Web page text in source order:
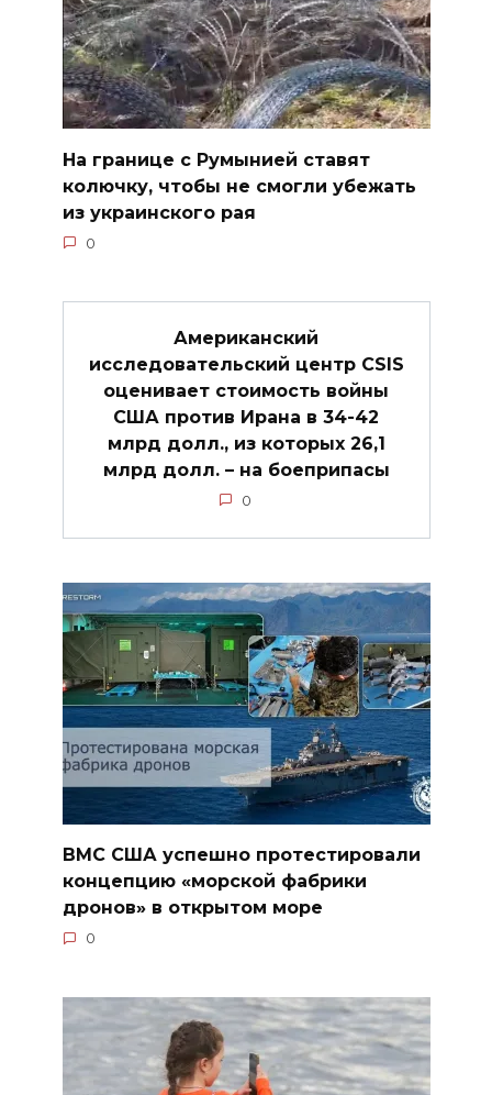
На границе с Румынией ставят
колючку, чтобы не смогли убежать
из украинского рая
0
Американский
исследовательский центр CSIS
оценивает стоимость войны
США против Ирана в 34-42
млрд долл., из которых 26,1
млрд долл. – на боеприпасы
0
ВМС США успешно протестировали
концепцию «морской фабрики
дронов» в открытом море
0